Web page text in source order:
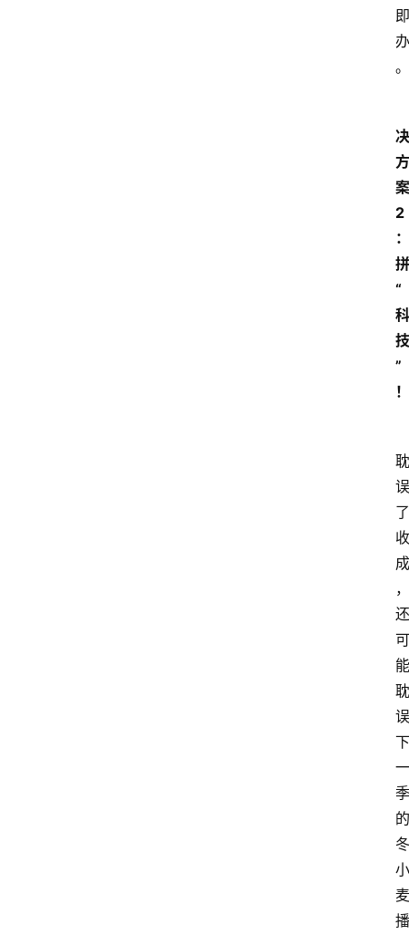
即
办
。
决
方
案
2
：
拼
“
科
技
”
！
耽
误
了
收
成
，
还
可
能
耽
误
下
一
季
的
冬
小
麦
播